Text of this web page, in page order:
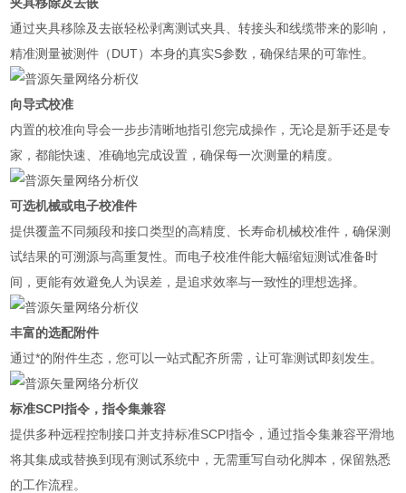
通过夹具移除及去嵌轻松剥离测试夹具、转接头和线缆带来的影响，
精准测量被测件（DUT）本身的真实S参数，确保结果的可靠性。
向导式校准
内置的校准向导会一步步清晰地指引您完成操作，无论是新手还是专
家，都能快速、准确地完成设置，确保每一次测量的精度。
可选机械或电子校准件
提供覆盖不同频段和接口类型的高精度、长寿命机械校准件，确保测
试结果的可溯源与高重复性。而电子校准件能大幅缩短测试准备时
间，更能有效避免人为误差，是追求效率与一致性的理想选择。
丰富的选配附件
通过*的附件生态，您可以一站式配齐所需，让可靠测试即刻发生。
标准SCPI指令，指令集兼容
提供多种远程控制接口并支持标准SCPI指令，通过指令集兼容平滑地
将其集成或替换到现有测试系统中，无需重写自动化脚本，保留熟悉
的工作流程。